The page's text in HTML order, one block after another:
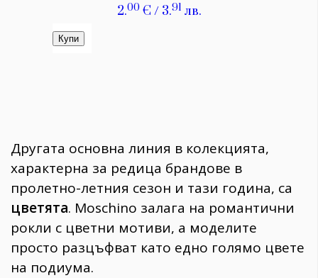
Другата основна линия в колекцията,
характерна за редица брандове в
пролетно-летния сезон и тази година, са
цветята. Moschino залага на романтични
рокли с цветни мотиви, а моделите
просто разцъфват като едно голямо цвете
на подиума.